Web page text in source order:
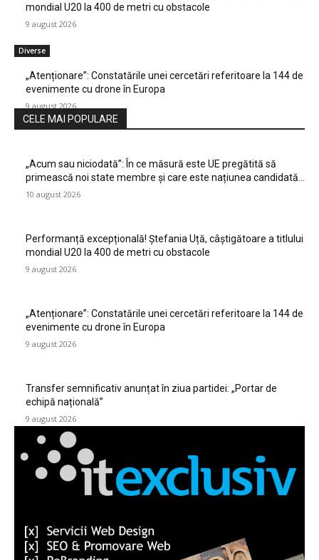
mondial U20 la 400 de metri cu obstacole
9 august 2026
Diverse
„Atenționare”: Constatările unei cercetări referitoare la 144 de
evenimente cu drone în Europa
9 august 2026
CELE MAI POPULARE
„Acum sau niciodată”: În ce măsură este UE pregătită să
primească noi state membre și care este națiunea candidată…
10 august 2026
Performanță excepțională! Ștefania Uță, câștigătoare a titlului
mondial U20 la 400 de metri cu obstacole
9 august 2026
„Atenționare”: Constatările unei cercetări referitoare la 144 de
evenimente cu drone în Europa
9 august 2026
Transfer semnificativ anunțat în ziua partidei: „Portar de
echipă națională”
9 august 2026